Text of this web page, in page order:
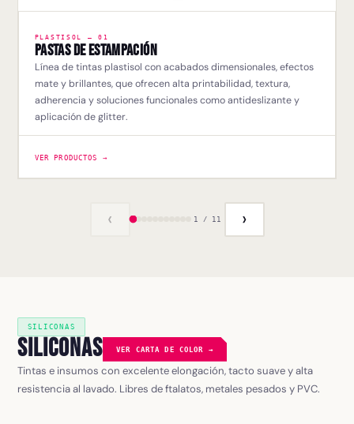
PLASTISOL — 01
Pastas de Estampación
Línea de tintas plastisol con acabados dimensionales, efectos
mate y brillantes, que ofrecen alta printabilidad, textura,
adherencia y soluciones funcionales como antideslizante y
aplicación de glitter.
VER PRODUCTOS →
‹ 1 / 11 ›
SILICONAS
Siliconas VER CARTA DE COLOR →
Tintas e insumos con excelente elongación, tacto suave y alta
resistencia al lavado. Libres de ftalatos, metales pesados y PVC.